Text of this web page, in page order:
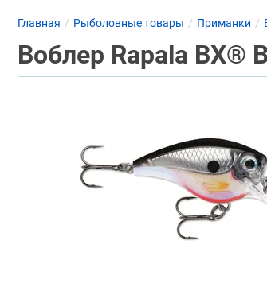
Главная Рыболовные товары Приманки
Воблер Rapala BX®